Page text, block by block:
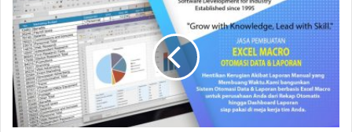
r
E
m
a
i
l
a
d